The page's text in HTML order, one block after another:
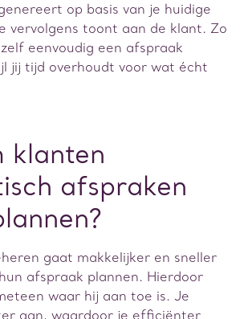
op basis van je huidige
vervolgens toont aan de klant. Zo
eenvoudig een afspraak
jij tijd overhoudt voor wat écht
klanten
afspraken
gaat makkelijker en sneller
afspraak plannen. Hierdoor
waar hij aan toe is. Je